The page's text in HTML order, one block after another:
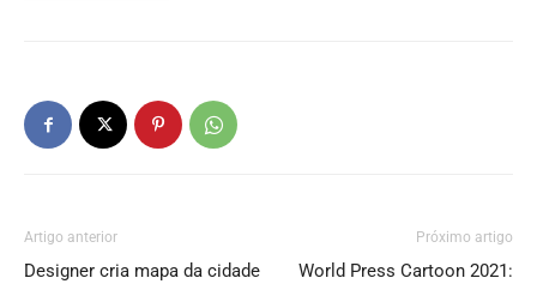
Artigo anterior
Designer cria mapa da cidade
Próximo artigo
World Press Cartoon 2021: